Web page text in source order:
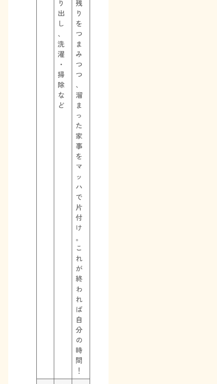
り
出
し
、
洗
濯
・
掃
除
な
ど
残
り
を
つ
ま
み
つ
つ
、
溜
ま
っ
た
家
事
を
マ
ッ
ハ
で
片
付
け
。
こ
れ
が
終
わ
れ
ば
自
分
の
時
間
！